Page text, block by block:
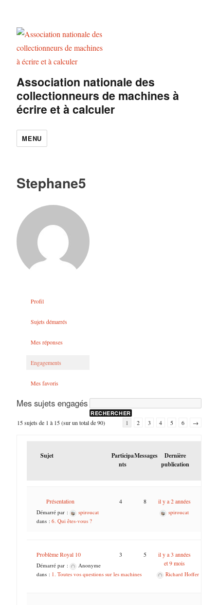
Association nationale des
collectionneurs de machines à
écrire et à calculer
MENU
Stephane5
Profil
Sujets démarrés
Mes réponses
Engagements
Mes favoris
Mes sujets engagés
15 sujets de 1 à 15 (sur un total de 90) 1 2 3 4 5 6 →
Sujet
Participa
nts
Messages
Dernière
publication
Présentation
Démarré par :
spiroucat
dans :6. Qui êtes-vous ?
4 8 il y a 2 années
spiroucat
Problème Royal 10
Démarré par :
Anonyme
dans : 1. Toutes vos questions sur les machines
3 5
il y a 3 années
et 9 mois
Richard Hoffer